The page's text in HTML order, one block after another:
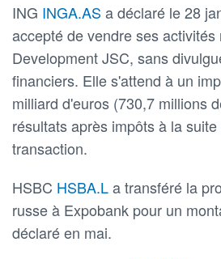
ING INGA.AS a déclaré le 28
accepté de vendre ses activités
Development JSC, sans
financiers. Elle s'attend à un
milliard d'euros (730,7 millions
résultats après impôts à la
transaction.
HSBC HSBA.La transféré la
russe à Expobank pour un
déclaré en mai.